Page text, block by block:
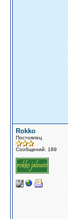
Rokko
Постоялец
Сообщений: 189